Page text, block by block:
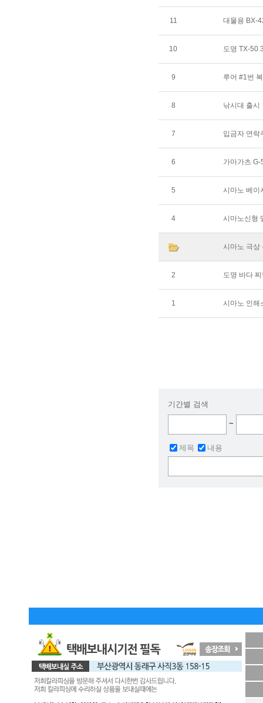
11 대물용 BX-
10 도명 TX-50
9 루어 #1번
8 낚시대 출시
7 입금자 연락
6 가마가츠
5 시마노 베이
4 시마노신형
시마노 극상
2 도명 바다
1 시마노 인해
기간별 검색
~
제목 내용